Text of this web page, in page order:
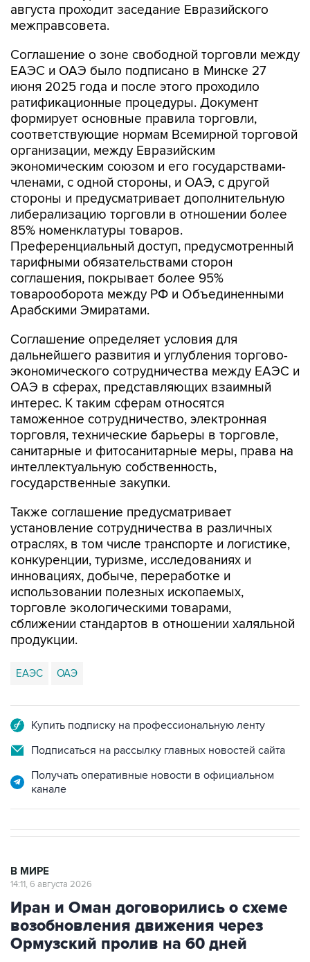
августа проходит заседание Евразийского
межправсовета.
Соглашение о зоне свободной торговли между
ЕАЭС и ОАЭ было подписано в Минске 27
июня 2025 года и после этого проходило
ратификационные процедуры. Документ
формирует основные правила торговли,
соответствующие нормам Всемирной торговой
организации, между Евразийским
экономическим союзом и его государствами-
членами, с одной стороны, и ОАЭ, с другой
стороны и предусматривает дополнительную
либерализацию торговли в отношении более
85% номенклатуры товаров.
Преференциальный доступ, предусмотренный
тарифными обязательствами сторон
соглашения, покрывает более 95%
товарооборота между РФ и Объединенными
Арабскими Эмиратами.
Соглашение определяет условия для
дальнейшего развития и углубления торгово-
экономического сотрудничества между ЕАЭС и
ОАЭ в сферах, представляющих взаимный
интерес. К таким сферам относятся
таможенное сотрудничество, электронная
торговля, технические барьеры в торговле,
санитарные и фитосанитарные меры, права на
интеллектуальную собственность,
государственные закупки.
Также соглашение предусматривает
установление сотрудничества в различных
отраслях, в том числе транспорте и логистике,
конкуренции, туризме, исследованиях и
инновациях, добыче, переработке и
использовании полезных ископаемых,
торговле экологическими товарами,
сближении стандартов в отношении халяльной
продукции.
ЕАЭС ОАЭ
Купить подписку на профессиональную ленту
Подписаться на рассылку главных новостей сайта
Получать оперативные новости в официальном
канале
В МИРЕ
14:11, 6 августа 2026
Иран и Оман договорились о схеме
возобновления движения через
Ормузский пролив на 60 дней